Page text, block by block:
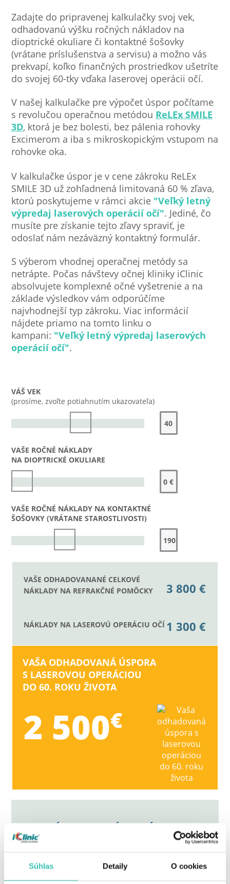
Súhlas Detaily O cookies
Zadajte do pripravenej kalkulačky svoj vek,
odhadovanú výšku ročných nákladov na
dioptrické okuliare či kontaktné šošovky
(vrátane príslušenstva a servisu) a možno vás
prekvapí, koľko finančných prostriedkov ušetríte
do svojej 60-tky vďaka laserovej operácii očí.
V našej kalkulačke pre výpočet úspor počítame
s revolučou operačnou metódou ReLEx SMILE
3D, ktorá je bez bolesti, bez pálenia rohovky
Excimerom a iba s mikroskopickým vstupom na
rohovke oka.
V kalkulačke úspor je v cene zákroku ReLEx
SMILE 3D už zohľadnená limitovaná 60 % zľava,
ktorú poskytujeme v rámci akcie "Veľký letný
výpredaj laserových operácií očí". Jediné, čo
musíte pre získanie tejto zľavy spraviť, je
odoslať nám nezáväzný kontaktný formulár.
S výberom vhodnej operačnej metódy sa
netrápte. Počas návštevy očnej kliniky iClinic
absolvujete komplexné očné vyšetrenie a na
základe výsledkov vám odporúčíme
najvhodnejší typ zákroku. Viac informácií
nájdete priamo na tomto linku o
kampani: "Veľký letný výpredaj laserových
operácií očí".
VÁŠ VEK
(prosíme, zvoľte potiahnutím ukazovateľa)
VAŠE ROČNÉ NÁKLADY
NA DIOPTRICKÉ OKULIARE
VAŠE ROČNÉ NÁKLADY NA KONTAKTNÉ
ŠOŠOVKY (VRÁTANE STAROSTLIVOSTI)
VAŠE ODHADOVANANÉ CELKOVÉ
NÁKLADY NA REFRAKČNÉ POMÔCKY
3 800 €
NÁKLADY NA LASEROVÚ OPERÁCIU OČÍ 1 300 €
VAŠA ODHADOVANÁ ÚSPORA
S LASEROVOU OPERÁCIOU
DO 60. ROKU ŽIVOTA
2 500€
MÁTE O OPERÁCIU ZÁUJEM?